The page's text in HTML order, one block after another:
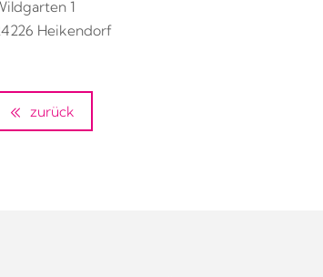
1
Heikendorf
zurück